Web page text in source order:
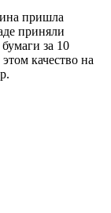
пришла
приняли
за 10
качество на